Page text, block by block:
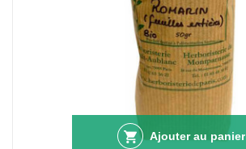
Ajouter au panier